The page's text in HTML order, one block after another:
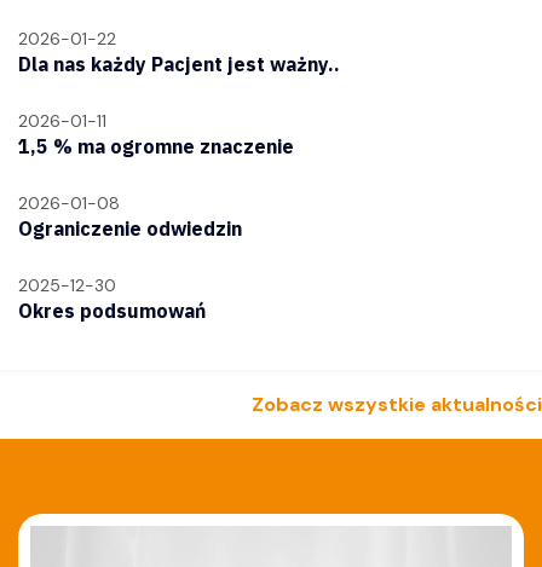
2026-01-22
Dla nas każdy Pacjent jest ważny..
2026-01-11
1,5 % ma ogromne znaczenie
2026-01-08
Ograniczenie odwiedzin
2025-12-30
Okres podsumowań
Zobacz wszystkie aktualności